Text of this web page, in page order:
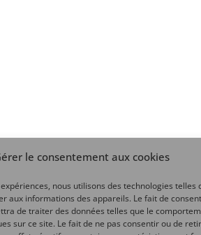
le consentement aux cookies
nous utilisons des technologies telles
aux informations des appareils. Le fait de
de traiter des données telles que le
sur ce site. Le fait de ne pas consentir ou de